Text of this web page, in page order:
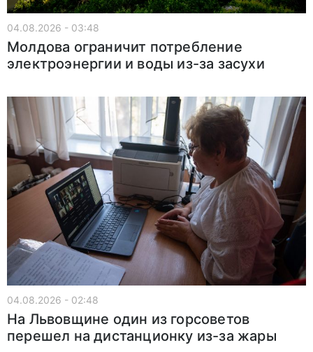
04.08.2026 - 03:48
Молдова ограничит потребление
электроэнергии и воды из-за засухи
04.08.2026 - 02:48
На Львовщине один из горсоветов
перешел на дистанционку из-за жары